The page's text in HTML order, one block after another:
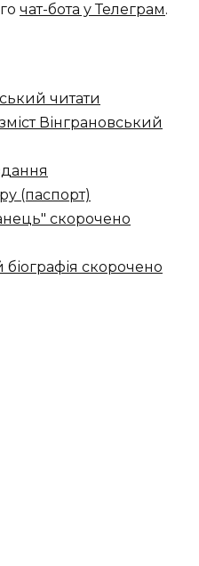
чат-бота у Телеграм.
читати
Вінграновський
(паспорт)
скорочено
скорочено